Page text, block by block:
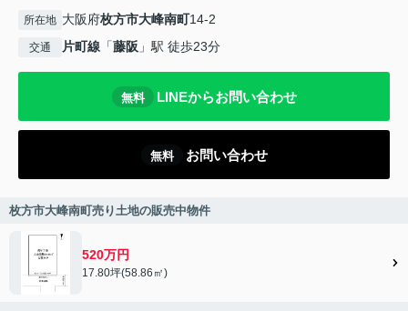
所在地 大阪府枚方市大峰南町14-2
交通 片町線 「藤阪 」駅 徒歩23分
無料 LINEからお問い合わせ
無料 お問い合わせ
枚方市大峰南町売り土地の販売中物件
520万円
17.80坪(58.86㎡)